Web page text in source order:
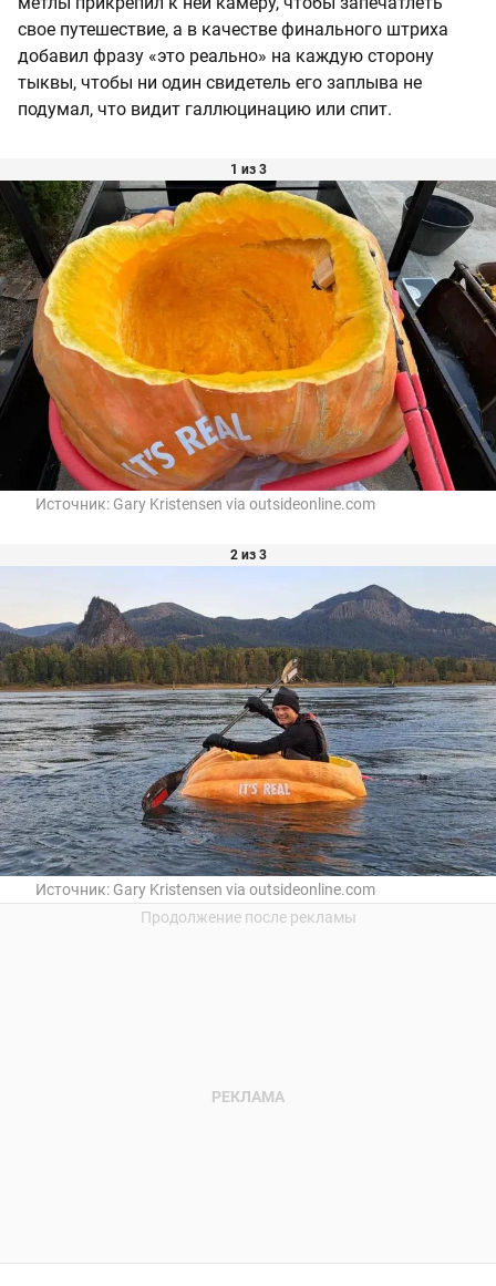
свое путешествие, а в качестве финального штриха
добавил фразу «это реально» на каждую сторону
тыквы, чтобы ни один свидетель его заплыва не
подумал, что видит галлюцинацию или спит.
1 из 3
Источник: Gary Kristensen via outsideonline.com
2 из 3
Источник: Gary Kristensen via outsideonline.com